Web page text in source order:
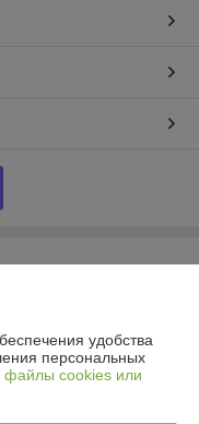
ответственностью
68, кор. 18
удобства
персональных
файлы cookies или